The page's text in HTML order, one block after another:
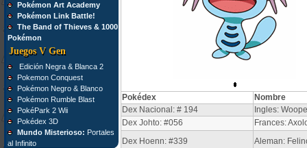
Pokémon Art Academy
Pokémon Link Battle!
The Band of Thieves & 1000
Pokémon
Juegos V Gen
Edición Negra & Blanca 2
Pokemon Conquest
Pokémon Negro & Blanco
Pokémon Rumble Blast
PokéPark 2 Wii
Pokédex 3D
Mundo Misterioso: Portales
al Infinito
Pokédex
Nombre
Dex Nacional: # 194
Ingles:
Dex Johto: #056
Frances:
Dex Hoenn: #339
Aleman: